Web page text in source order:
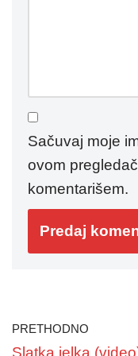
Sačuvaj moje
ovom
komentarišem.
PRETHODNO